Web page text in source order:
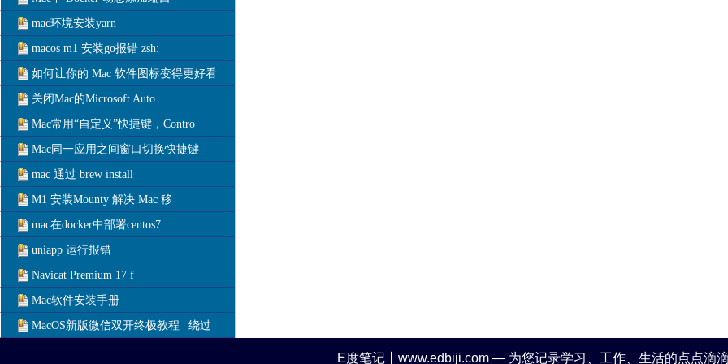
mac环境安装yarn
macos m1 安装go报错 zsh:
如何让你的 Mac 软件图标变得更好看
关闭Mac的Microsoft Auto
Mac常用“自定义”快捷键，Contro
Mac同一应用之间窗口切换快捷键
mac 通过 brew install
M1 安装Mounty 解决 Mac 移
mac在docker中部署centos7
uniapp 运行报错
Navicat Premium 17 f
Mac软件安装手册
MacOS新版微信双开终极教程 | 绕过
E度笔记丨www.edbiji.com — 为您记录学习、工作、生活的点点